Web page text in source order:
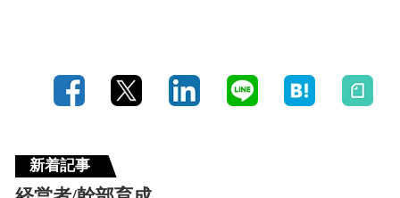
新着記事